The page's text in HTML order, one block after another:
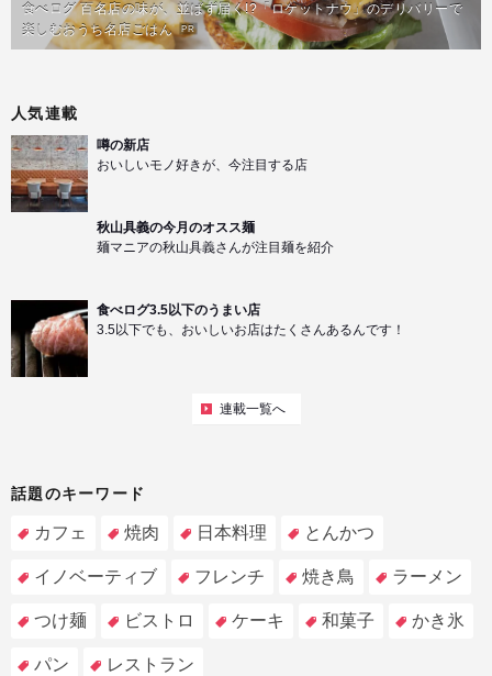
食べログ 百名店の味が、並ばず届く!?「ロケットナウ」のデリバリーで
楽しむおうち名店ごはん PR
人気連載
噂の新店
おいしいモノ好きが、今注目する店
秋山具義の今月のオスス麺
麺マニアの秋山具義さんが注目麺を紹介
食べログ3.5以下のうまい店
3.5以下でも、おいしいお店はたくさんあるんです！
連載一覧へ
話題のキーワード
カフェ 焼肉 日本料理 とんかつ
イノベーティブ フレンチ 焼き鳥 ラーメン
つけ麺 ビストロ ケーキ 和菓子 かき氷
パン レストラン